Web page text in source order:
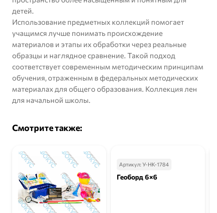
детей.
Использование предметных коллекций помогает
учащимся лучше понимать происхождение
материалов и этапы их обработки через реальные
образцы и наглядное сравнение. Такой подход
соответствует современным методическим принципам
обучения, отраженным вфедеральных методических
материалах для общего образования. Коллекция лен
для начальной школы.
Смотрите также:
Артикул: У-НК-1784
Геоборд 6×6